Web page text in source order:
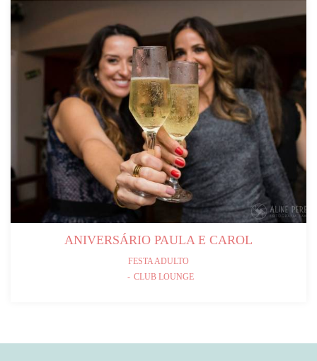
ANIVERSÁRIO PAULA E CAROL
FESTA ADULTO
CLUB LOUNGE